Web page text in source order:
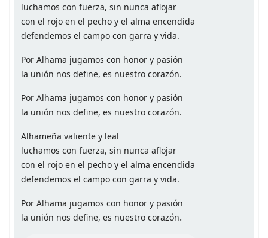
luchamos con fuerza, sin nunca aflojar
con el rojo en el pecho y el alma encendida
defendemos el campo con garra y vida.
Por Alhama jugamos con honor y pasión
la unión nos define, es nuestro corazón.
Por Alhama jugamos con honor y pasión
la unión nos define, es nuestro corazón.
Alhameña valiente y leal
luchamos con fuerza, sin nunca aflojar
con el rojo en el pecho y el alma encendida
defendemos el campo con garra y vida.
Por Alhama jugamos con honor y pasión
la unión nos define, es nuestro corazón.